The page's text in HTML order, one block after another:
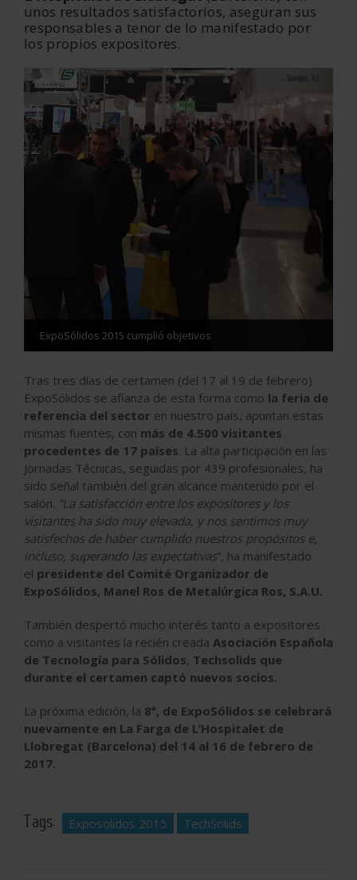
unos resultados satisfactorios, aseguran sus
responsables a tenor de lo manifestado por
los propios expositores.
ExpoSólidos 2015 cumplió objetivos
Tras tres días de certamen (del 17 al 19 de febrero)
ExpoSólidos se afianza de esta forma como la feria de
referencia del sector en nuestro país, apuntan estas
mismas fuentes, con más de 4.500 visitantes
procedentes de 17 países. La alta participación en las
Jornadas Técnicas, seguidas por 439 profesionales, ha
sido señal también del gran alcance mantenido por el
salón. “La satisfacción entre los expositores y los
visitantes ha sido muy elevada, y nos sentimos muy
satisfechos de haber cumplido nuestros propósitos e,
incluso, superando las expectativas”, ha manifestado
el presidente del Comité Organizador de
ExpoSólidos, Manel Ros de Metalúrgica Ros, S.A.U.
También despertó mucho interés tanto a expositores
como a visitantes la recién creada Asociación Española
de Tecnología para Sólidos, Techsolids que
durante el certamen captó nuevos socios.
La próxima edición, la 8ª, de ExpoSólidos se celebrará
nuevamente en La Farga de L’Hospitalet de
Llobregat (Barcelona) del 14 al 16 de febrero de
2017.
Tags: Exposolidos 2015 TechSolids